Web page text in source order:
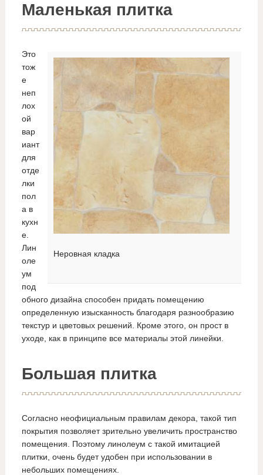
Маленькая плитка
Неровная кладка
Это
тож
е
неп
лох
ой
вар
иант
для
отде
лки
пол
а в
кухн
е.
Лин
оле
ум
под
обного дизайна способен придать помещению
определенную изысканность благодаря разнообразию
текстур и цветовых решений. Кроме этого, он прост в
уходе, как в принципе все материалы этой линейки.
Большая плитка
Согласно неофициальным правилам декора, такой тип
покрытия позволяет зрительно увеличить пространство
помещения. Поэтому линолеум с такой имитацией
плитки, очень будет удобен при использовании в
небольших помещениях.